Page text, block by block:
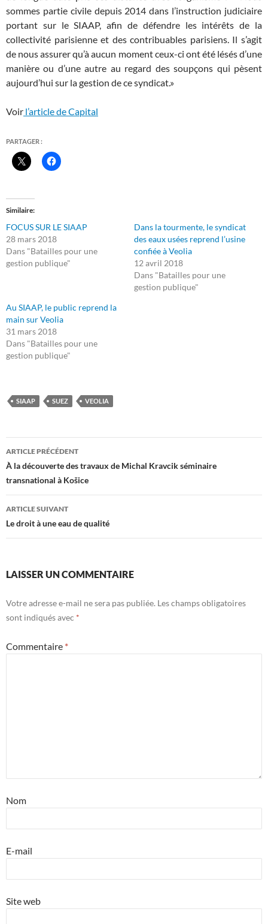
sommes partie civile depuis 2014 dans l’instruction judiciaire
portant sur le SIAAP, afin de défendre les intérêts de la
collectivité parisienne et des contribuables parisiens. Il s’agit
de nous assurer qu’à aucun moment ceux-ci ont été lésés d’une
manière ou d’une autre au regard des soupçons qui pèsent
aujourd’hui sur la gestion de ce syndicat.»
Voir l’article de Capital
PARTAGER :
Similaire
FOCUS SUR LE SIAAP
28 mars 2018
Dans "Batailles pour une
gestion publique"
Dans la tourmente, le syndicat
des eaux usées reprend l’usine
confiée à Veolia
12 avril 2018
Dans "Batailles pour une
gestion publique"
Au SIAAP, le public reprend la
main sur Veolia
31 mars 2018
Dans "Batailles pour une
gestion publique"
SIAAP SUEZ VEOLIA
Navigation
des
articles
ARTICLE PRÉCÉDENT
À la découverte des travaux de Michal Kravcik séminaire
transnational à Košice
ARTICLE SUIVANT
Le droit à une eau de qualité
LAISSER UN COMMENTAIRE
Votre adresse e-mail ne sera pas publiée. Les champs obligatoires
sont indiqués avec *
Commentaire *
Nom
E-mail
Site web